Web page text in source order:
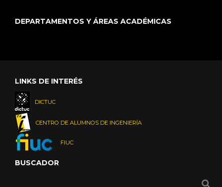
DEPARTAMENTOS Y ÁREAS ACADÉMICAS
LINKS DE INTERÉS
DICTUC
CENTRO DE ALUMNOS DE INGENIERÍA
FIUC
BUSCADOR